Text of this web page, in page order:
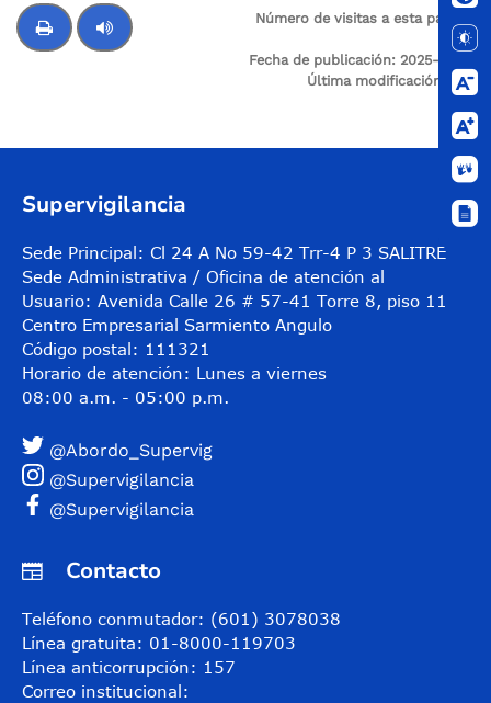
Número de visitas a esta página:
37
Fecha de publicación: 2025-12-28
Última modificación:
N/A
Supervigilancia
Sede Principal: Cl 24 A No 59-42 Trr-4 P 3 SALITRE
Sede Administrativa / Oficina de atención al
Usuario: Avenida Calle 26 # 57-41 Torre 8, piso 11
Centro Empresarial Sarmiento Angulo
Código postal: 111321
Horario de atención: Lunes a viernes
08:00 a.m. - 05:00 p.m.
@Abordo_Supervig
@Supervigilancia
@Supervigilancia
Contacto
Teléfono conmutador: (601) 3078038
Línea gratuita: 01-8000-119703
Línea anticorrupción: 157
Correo institucional: